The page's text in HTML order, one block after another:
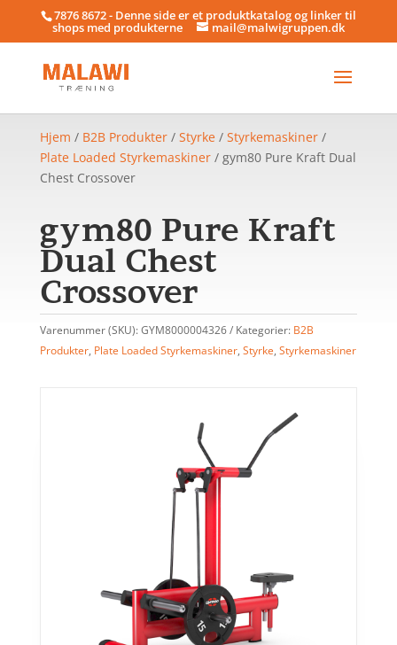
7876 8672 - Denne side er et produktkatalog og linker til
shops med produkterne mail@malwigruppen.dk
Hjem / B2B Produkter/ Styrke/ Styrkemaskiner/
Plate Loaded Styrkemaskiner/ gym80 Pure Kraft Dual
Chest Crossover
gym80 Pure Kraft
Dual Chest
Crossover
Varenummer (SKU):GYM8000004326 Kategorier: B2B
Produkter, Plate Loaded Styrkemaskiner, Styrke, Styrkemaskiner